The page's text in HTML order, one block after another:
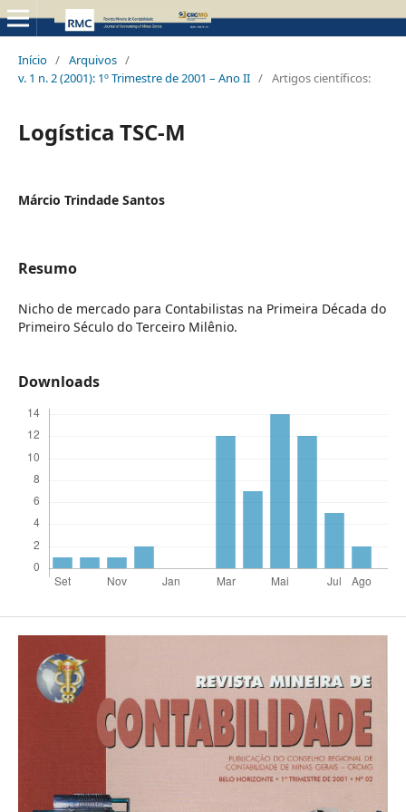
Início / Arquivos /
v. 1 n. 2 (2001): 1º Trimestre de 2001 – Ano II / Artigos científicos:
Logística TSC-M
Márcio Trindade Santos
Resumo
Nicho de mercado para Contabilistas na Primeira Década do
Primeiro Século do Terceiro Milênio.
Downloads